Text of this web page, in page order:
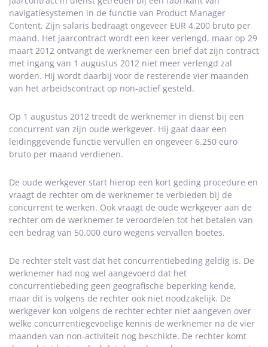
navigatiesystemen in de functie van Product Manager
Content. Zijn salaris bedraagt ongeveer EUR 4.200 bruto per
maand. Het jaarcontract wordt een keer verlengd, maar op 29
maart 2012 ontvangt de werknemer een brief dat zijn contract
met ingang van 1 augustus 2012 niet meer verlengd zal
worden. Hij wordt daarbij voor de resterende vier maanden
van het arbeidscontract op non-actief gesteld.
Op 1 augustus 2012 treedt de werknemer in dienst bij een
concurrent van zijn oude werkgever. Hij gaat daar een
leidinggevende functie vervullen en ongeveer 6.250 euro
bruto per maand verdienen.
De oude werkgever start hierop een kort geding procedure en
vraagt de rechter om de werknemer te verbieden bij de
concurrent te werken. Ook vraagt de oude werkgever aan de
rechter om de werknemer te veroordelen tot het betalen van
een bedrag van 50.000 euro wegens vervallen boetes.
De rechter stelt vast dat het concurrentiebeding geldig is. De
werknemer had nog wel aangevoerd dat het
concurrentiebeding geen geografische beperking kende,
maar dit is volgens de rechter ook niet noodzakelijk. De
werkgever kon volgens de rechter echter niet aangeven over
welke concurrentiegevoelige kennis de werknemer na de vier
maanden van non-activiteit nog beschikte. De rechter komt